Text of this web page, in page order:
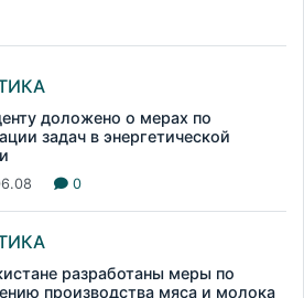
доложено о мерах по
задач в энергетической
0
разработаны меры по
производства мяса и молока